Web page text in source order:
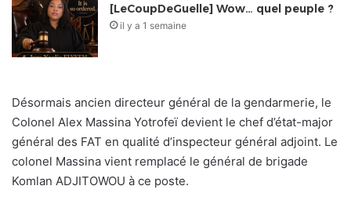
[LeCoupDeGuelle] Wow… quel peuple ?
il y a 1 semaine
Désormais ancien directeur général de la gendarmerie, le
Colonel Alex Massina Yotrofeï devient le chef d’état-major
général des FAT en qualité d’inspecteur général adjoint. Le
colonel Massina vient remplacé le général de brigade
Komlan ADJITOWOU à ce poste.